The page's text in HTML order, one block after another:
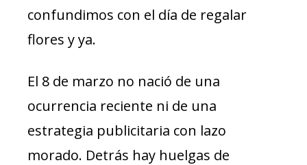
confundimos con el día de regalar
flores y ya.
El 8 de marzo no nació de una
ocurrencia reciente ni de una
estrategia publicitaria con lazo
morado. Detrás hay huelgas de